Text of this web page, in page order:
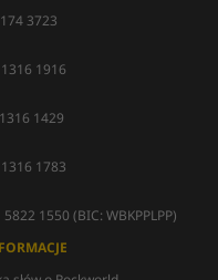
3723
1916
1429
1783
1550 (BIC: WBKPPLPP)